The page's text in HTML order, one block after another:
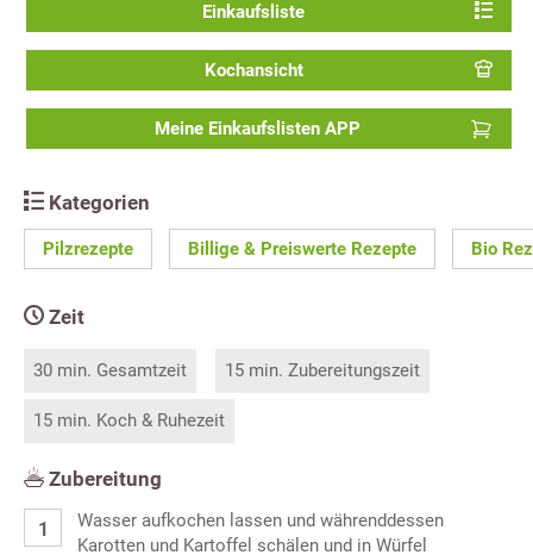
Einkaufsliste
Kochansicht
Meine Einkaufslisten APP
Kategorien
Pilzrezepte Billige & Preiswerte Rezepte Bio
Zeit
30 min. Gesamtzeit 15 min. Zubereitungszeit
15 min. Koch & Ruhezeit
Zubereitung
Wasser aufkochen lassen und währenddessen
Karotten und Kartoffel schälen und in Würfel